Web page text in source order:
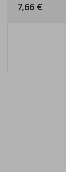
7,66 €